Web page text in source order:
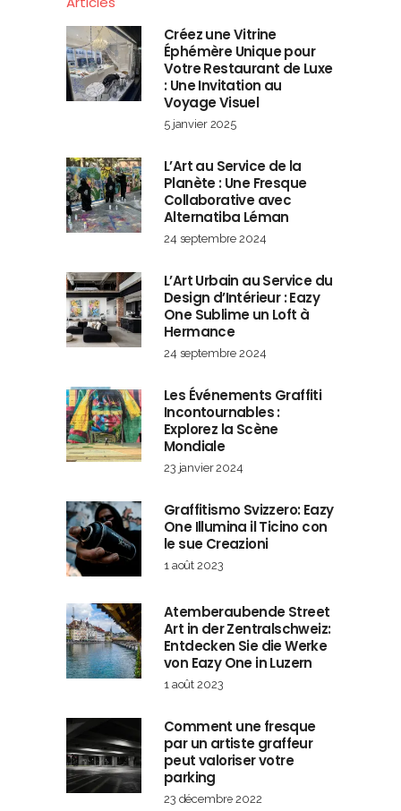
Créez une Vitrine
Éphémère Unique pour
Votre Restaurant de Luxe
: Une Invitation au
Voyage Visuel
5 janvier 2025
L’Art au Service de la
Planète : Une Fresque
Collaborative avec
Alternatiba Léman
24 septembre 2024
L’Art Urbain au Service du
Design d’Intérieur : Eazy
One Sublime un Loft à
Hermance
24 septembre 2024
Les Événements Graffiti
Incontournables :
Explorez la Scène
Mondiale
23 janvier 2024
Graffitismo Svizzero: Eazy
One Illumina il Ticino con
le sue Creazioni
1 août 2023
Atemberaubende Street
Art in der Zentralschweiz:
Entdecken Sie die Werke
von Eazy One in Luzern
1 août 2023
Comment une fresque
par un artiste graffeur
peut valoriser votre
parking
23 décembre 2022